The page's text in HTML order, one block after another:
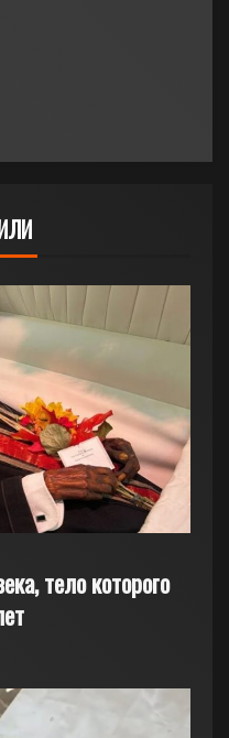
тело которого